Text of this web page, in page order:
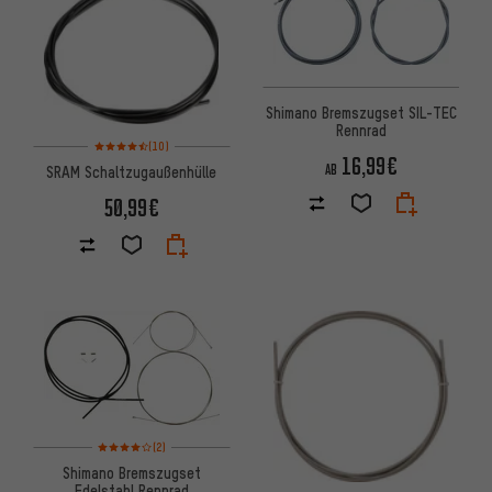
Bewertungen: 4,5 von 5 basierend auf 10 Bewertungen
(10)
SRAM Schaltzugaußenhülle
50,99€
Shimano Bremszugset SIL-TEC
Rennrad
AB 16,99€
Bewertungen: 4 von 5 basierend auf 2 Bewertungen
(2)
Shimano Bremszugset